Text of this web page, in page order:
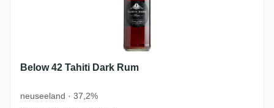
Below 42 Tahiti Dark Rum
neuseeland · 37,2%